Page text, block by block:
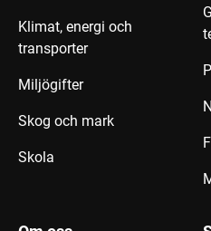
Klimat, energi och
transporter
Miljögifter
Skog och mark
Skola